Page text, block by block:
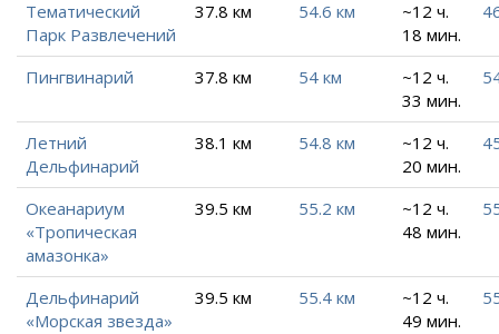
Тематический
Парк Развлечений
37.8 км 54.6 км
~12 ч.
18 мин.
Пингвинарий 37.8 км 54 км
~12 ч.
33 мин.
Летний
Дельфинарий
38.1 км 54.8 км
~12 ч.
20 мин.
Океанариум
«Тропическая
амазонка»
39.5 км 55.2 км
~12 ч.
48 мин.
Дельфинарий
«Морская звезда»
39.5 км 55.4 км
~12 ч.
49 мин.